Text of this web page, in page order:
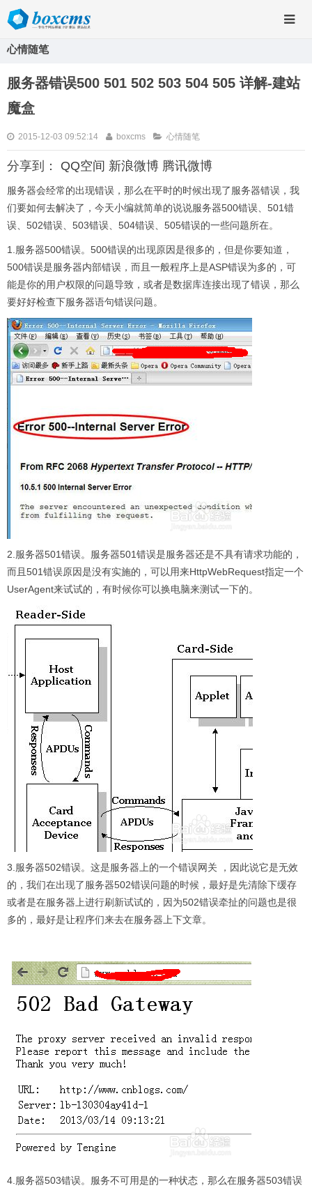
心情随笔
服务器错误500 501 502 503 504 505 详解-建站
魔盒
2015-12-03 09:52:14 boxcms 心情随笔
分享到： QQ空间 新浪微博 腾讯微博
服务器会经常的出现错误，那么在平时的时候出现了服务器错误，我
们要如何去解决了，今天小编就简单的说说服务器500错误、501错
误、502错误、503错误、504错误、505错误的一些问题所在。
1.服务器500错误。500错误的出现原因是很多的，但是你要知道，
500错误是服务器内部错误，而且一般程序上是ASP错误为多的，可
能是你的用户权限的问题导致，或者是数据库连接出现了错误，那么
要好好检查下服务器语句错误问题。
2.服务器501错误。服务器501错误是服务器还是不具有请求功能的，
而且501错误原因是没有实施的，可以用来HttpWebRequest指定一个
UserAgent来试试的，有时候你可以换电脑来测试一下的。
3.服务器502错误。这是服务器上的一个错误网关 ，因此说它是无效
的，我们在出现了服务器502错误问题的时候，最好是先清除下缓存
或者是在服务器上进行刷新试试的，因为502错误牵扯的问题也是很
多的，最好是让程序们来去在服务器上下文章。
4.服务器503错误。服务不可用是的一种状态，那么在服务器503错误